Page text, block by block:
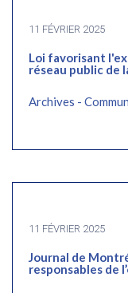
11 FÉVRIER 2025
Loi favorisant
réseau public de
Archives -
11 FÉVRIER 2025
Journal de
responsables de